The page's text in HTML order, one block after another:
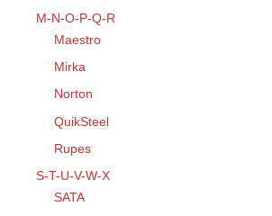
M-N-O-P-Q-R
Maestro
Mirka
Norton
QuikSteel
Rupes
S-T-U-V-W-X
SATA